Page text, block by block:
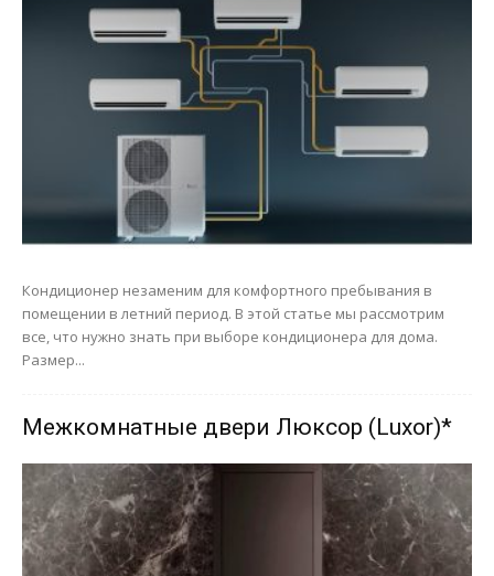
Кондиционер незаменим для комфортного пребывания в
помещении в летний период. В этой статье мы рассмотрим
все, что нужно знать при выборе кондиционера для дома.
Размер...
Межкомнатные двери Люксор (Luxor)*